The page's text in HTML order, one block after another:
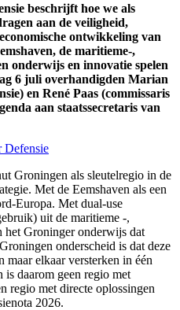
beschrijft hoe we als
aan de veiligheid,
ontwikkeling van
de maritieme-,
onderwijs en innovatie spelen
6 juli overhandigden Marian
en René Paas (commissaris
aan staatssecretaris van
Defensie
Groningen als sleutelregio in de
Met de Eemshaven als een
Europa. Met dual-use
uit de maritieme -,
het Groninger onderwijs dat
onderscheid is dat deze
maar elkaar versterken in één
is daarom geen regio met
regio met directe oplossingen
2026.